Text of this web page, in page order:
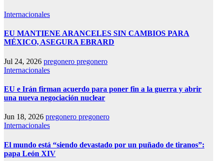
Internacionales
EU MANTIENE ARANCELES SIN CAMBIOS PARA
MÉXICO, ASEGURA EBRARD
Jul 24, 2026 pregonero pregonero
Internacionales
EU e Irán firman acuerdo para poner fin a la guerra y abrir
una nueva negociación nuclear
Jun 18, 2026 pregonero pregonero
Internacionales
El mundo está “siendo devastado por un puñado de tiranos”:
papa León XIV